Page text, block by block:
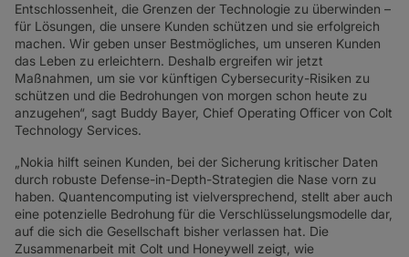
Entschlossenheit, die Grenzen der Technologie zu überwinden –
für Lösungen, die unsere Kunden schützen und sie erfolgreich
machen. Wir geben unser Bestmögliches, um unseren Kunden
das Leben zu erleichtern. Deshalb ergreifen wir jetzt
Maßnahmen, um sie vor künftigen Cybersecurity-Risiken zu
schützen und die Bedrohungen von morgen schon heute zu
anzugehen“, sagt Buddy Bayer, Chief Operating Officer von Colt
Technology Services.
„Nokia hilft seinen Kunden, bei der Sicherung kritischer Daten
durch robuste Defense-in-Depth-Strategien die Nase vorn zu
haben. Quantencomputing ist vielversprechend, stellt aber auch
eine potenzielle Bedrohung für die Verschlüsselungsmodelle dar,
auf die sich die Gesellschaft bisher verlassen hat. Die
Zusammenarbeit mit Colt und Honeywell zeigt, wie